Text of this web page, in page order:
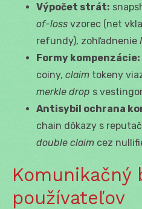
Výpočet strát:
of-loss vzorec (net
refundy), zohľadnenie
Formy kompenzácie:
coiny, claim tokeny
merkle drop s
Antisybil ochrana
chain dôkazy s
double claim cez
Komunikačný
používateľov